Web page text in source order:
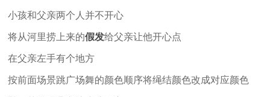
小孩和父亲两个人并不开心
将从河里捞上来的假发给父亲让他开心点
在父亲左手有个地方
按前面场景跳广场舞的颜色顺序将绳结颜色改成对应颜色